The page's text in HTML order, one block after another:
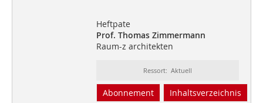
Heftpate
Prof. Thomas Zimmermann
Raum-z architekten
Ressort: Aktuell
Abonnement Inhaltsverzeichnis